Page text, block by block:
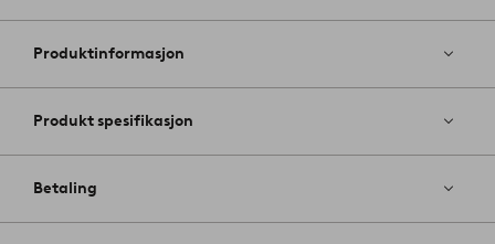
til
Produktinformasjon
Produkt spesifikasjon
Betaling